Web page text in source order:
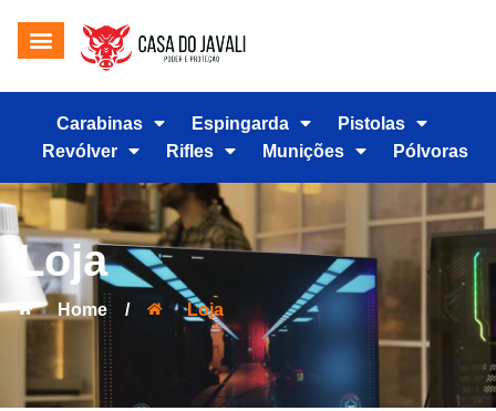
Carabinas Espingarda
Pistolas
Revólver
Rifles Munições Pólvoras
Loja
Home / Loja